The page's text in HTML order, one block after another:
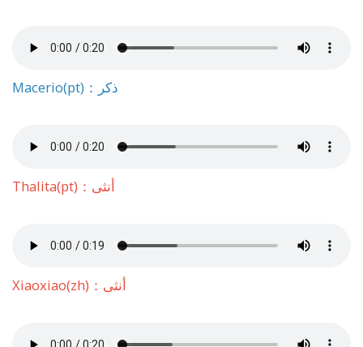
Macerio(pt)：ذكر
Thalita(pt)：أنثى
Xiaoxiao(zh)：أنثى